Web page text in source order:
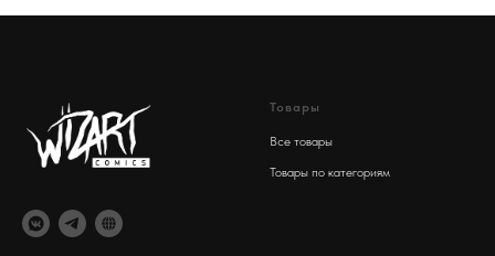
Товары
Все товары
Товары по категориям